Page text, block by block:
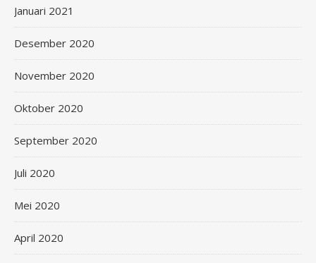
Januari 2021
Desember 2020
November 2020
Oktober 2020
September 2020
Juli 2020
Mei 2020
April 2020